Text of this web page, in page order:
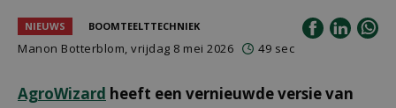
NIEUWS BOOMTEELTTECHNIEK
Manon Botterblom, vrijdag 8 mei 2026 49 sec
AgroWizard heeft een vernieuwde versie van